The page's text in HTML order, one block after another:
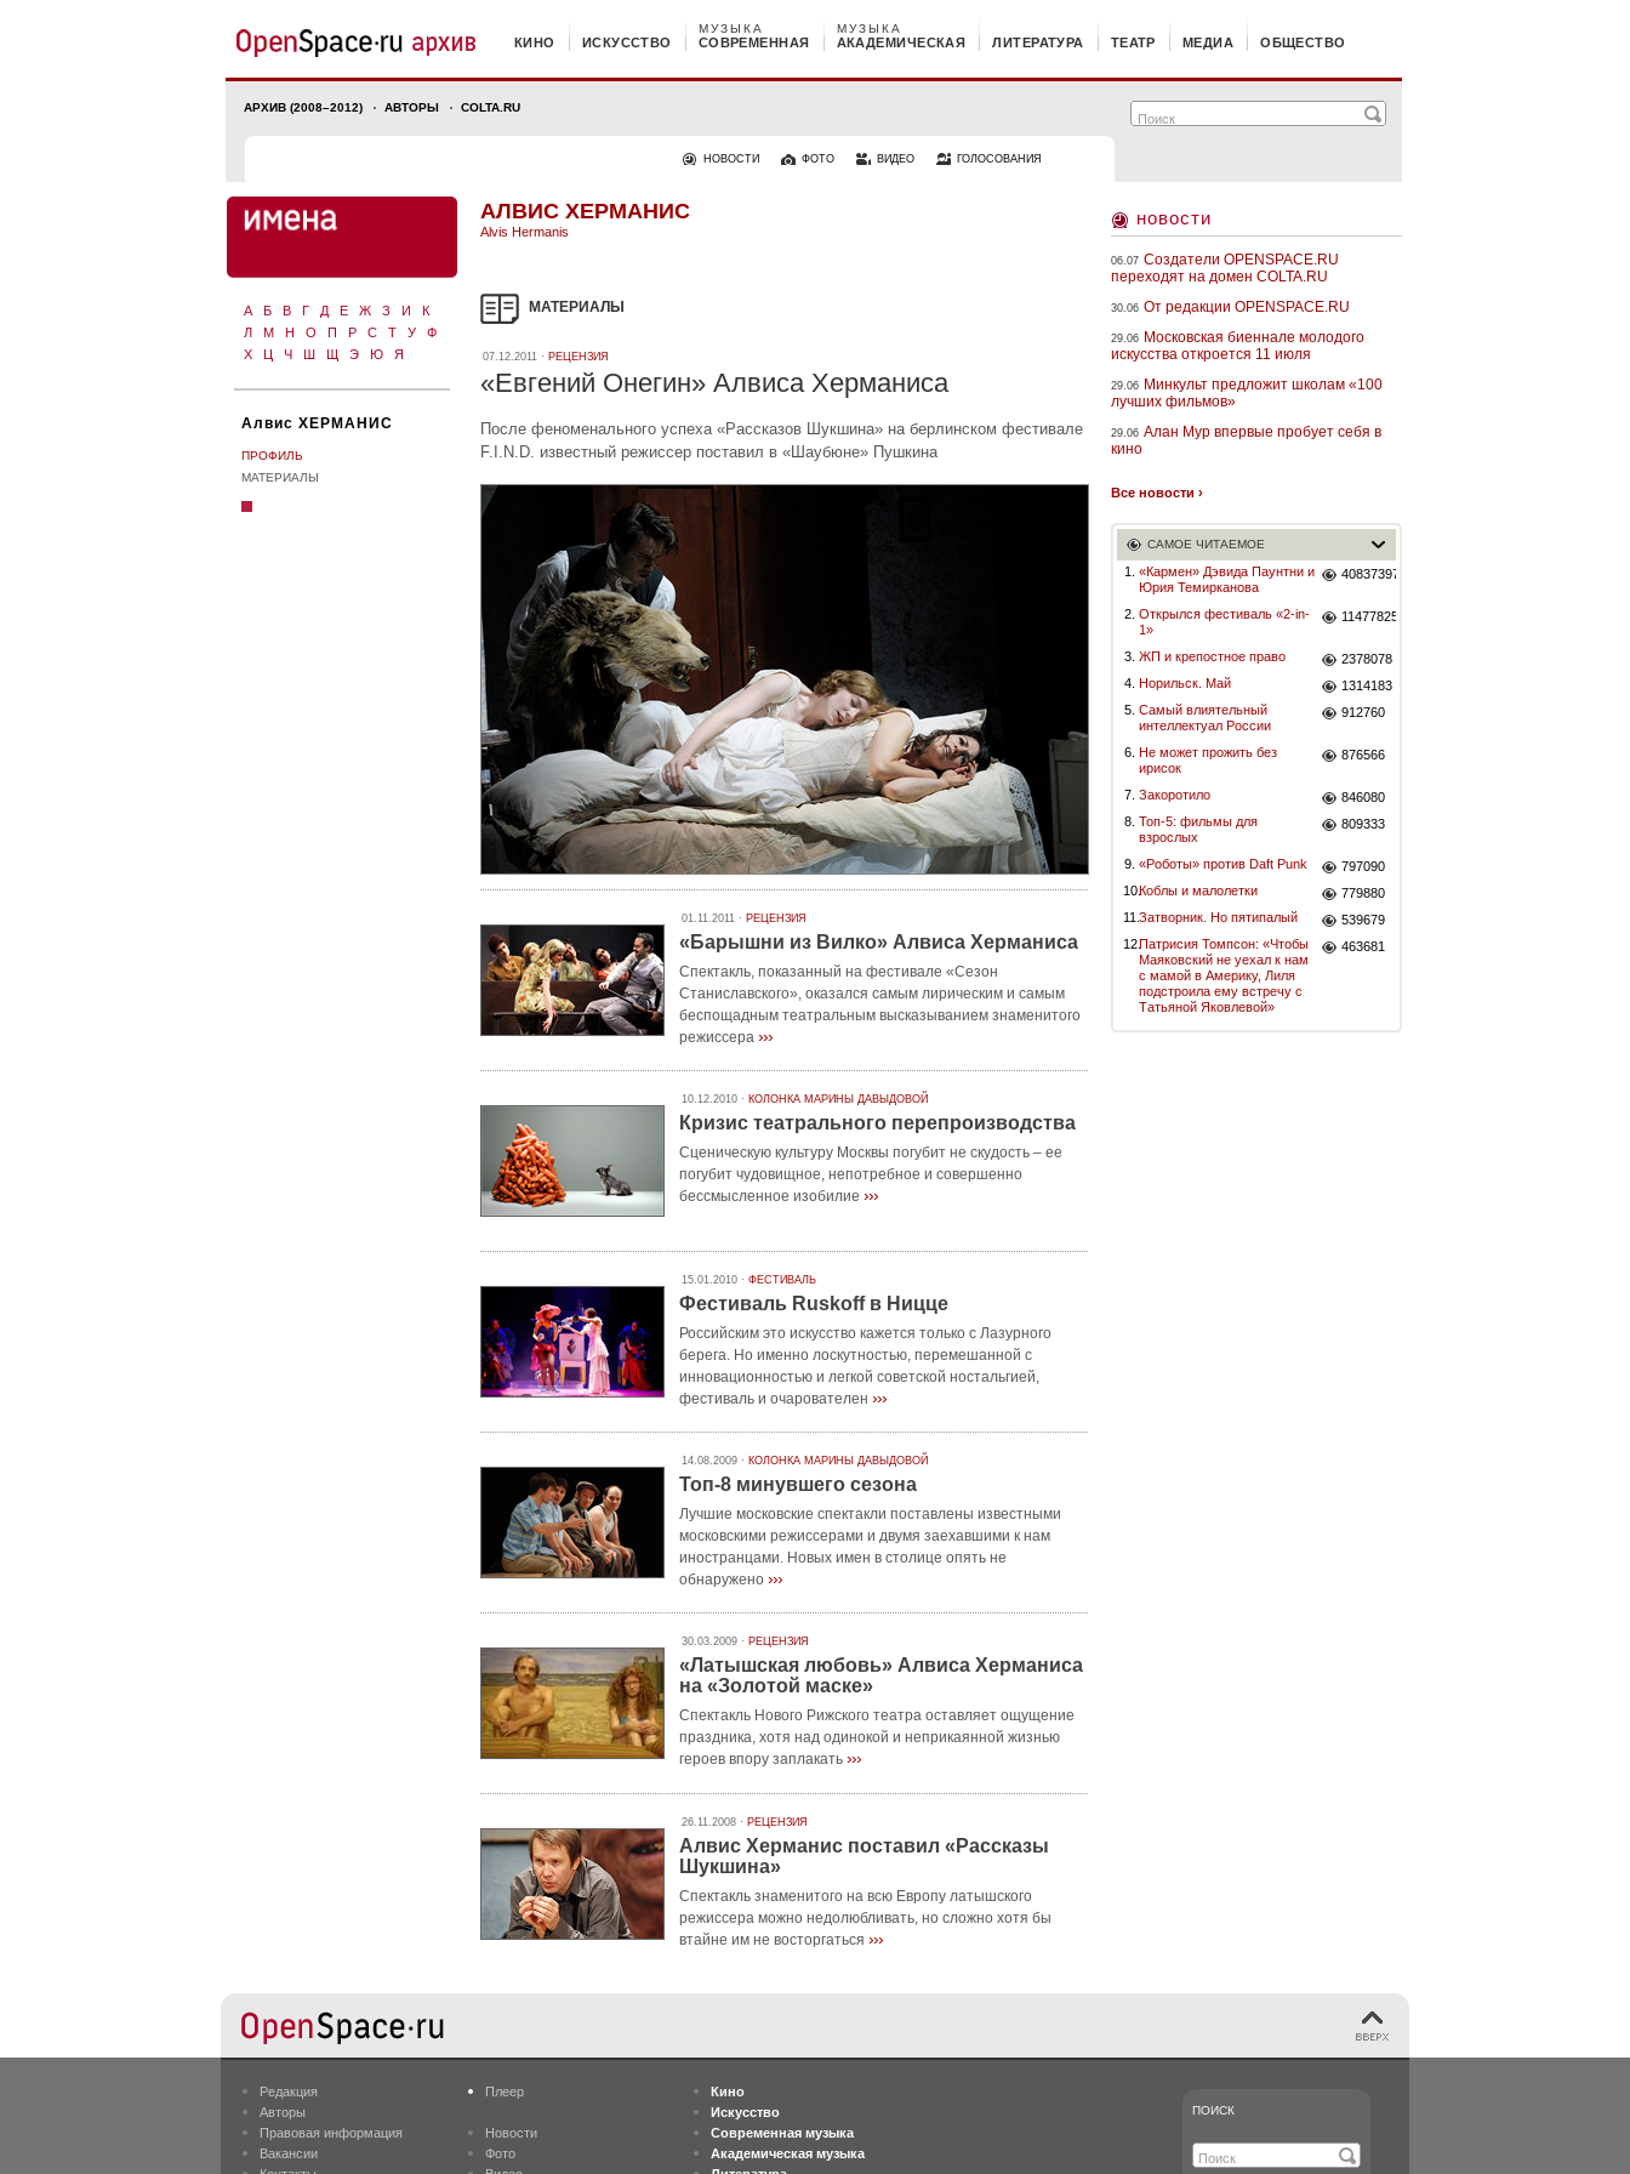
КИНО ИСКУССТВО СОВРЕМЕННАЯ
МУЗЫКА
АКАДЕМИЧЕСКАЯ
МУЗЫКА
ЛИТЕРАТУРА ТЕАТР МЕДИА ОБЩЕСТВО
АРХИВ (2008–2012) АВТОРЫ COLTA.RU
НОВОСТИ ФОТО ВИДЕО ГОЛОСОВАНИЯ
А Б В Г Д Е Ж З И
К
Л
М Н О П Р С Т У
Ф
Х
Ц Ч Ш Щ Э Ю Я
Алвис ХЕРМАНИС
ПРОФИЛЬ
МАТЕРИАЛЫ
АЛВИС ХЕРМАНИС
Alvis Hermanis
МАТЕРИАЛЫ
07.12.2011 · РЕЦЕНЗИЯ
«Евгений Онегин» Алвиса Херманиса
После феноменального успеха «Рассказов Шукшина» на берлинском фестивале
F.I.N.D. известный режиссер поставил в «Шаубюне» Пушкина
01.11.2011 · РЕЦЕНЗИЯ
«Барышни из Вилко» Алвиса Херманиса
Спектакль, показанный на фестивале «Сезон
Станиславского», оказался самым лирическим и самым
беспощадным театральным высказыванием знаменитого
режиссера ›››
10.12.2010 · КОЛОНКА МАРИНЫ ДАВЫДОВОЙ
Кризис театрального перепроизводства
Сценическую культуру Москвы погубит не скудость – ее
погубит чудовищное, непотребное и совершенно
бессмысленное изобилие ›››
15.01.2010 · ФЕСТИВАЛЬ
Фестиваль Ruskoff в Ницце
Российским это искусство кажется только с Лазурного
берега. Но именно лоскутностью, перемешанной с
инновационностью и легкой советской ностальгией,
фестиваль и очарователен ›››
14.08.2009 · КОЛОНКА МАРИНЫ ДАВЫДОВОЙ
Топ-8 минувшего сезона
Лучшие московские спектакли поставлены известными
московскими режиссерами и двумя заехавшими к нам
иностранцами. Новых имен в столице опять не
обнаружено ›››
30.03.2009 · РЕЦЕНЗИЯ
«Латышская любовь» Алвиса Херманиса
на «Золотой маске»
Спектакль Нового Рижского театра оставляет ощущение
праздника, хотя над одинокой и неприкаянной жизнью
героев впору заплакать ›››
26.11.2008 · РЕЦЕНЗИЯ
Алвис Херманис поставил «Рассказы
Шукшина»
Спектакль знаменитого на всю Европу латышского
режиссера можно недолюбливать, но сложно хотя бы
втайне им не восторгаться ›››
новости
06.07 Создатели OPENSPACE.RU
переходят на домен COLTA.RU
30.06 От редакции OPENSPACE.RU
29.06 Московская биеннале молодого
искусства откроется 11 июля
29.06 Минкульт предложит школам «100
лучших фильмов»
29.06 Алан Мур впервые пробует себя в
кино
Все новости ›
САМОЕ ЧИТАЕМОЕ
1.
«Кармен» Дэвида Паунтни и
Юрия Темирканова
40837397
2. Открылся фестиваль «2-in-
1»
11477825
3. ЖП и крепостное право
2378078
4. Норильск. Май
1314183
5. Самый влиятельный
интеллектуал России
912760
6. Не может прожить без
ирисок
876566
7. Закоротило
846080
8. Топ-5: фильмы для
взрослых
809333
9. «Роботы» против Daft Punk
797090
10.Коблы и малолетки
779880
11.Затворник. Но пятипалый
539679
12.Патрисия Томпсон: «Чтобы
Маяковский не уехал к нам
с мамой в Америку, Лиля
подстроила ему встречу с
Татьяной Яковлевой»
463681
Редакция
Авторы
Правовая информация
Вакансии
Плеер
Новости
Фото
Кино
Искусство
Современная музыка
Академическая музыка
ПОИСК